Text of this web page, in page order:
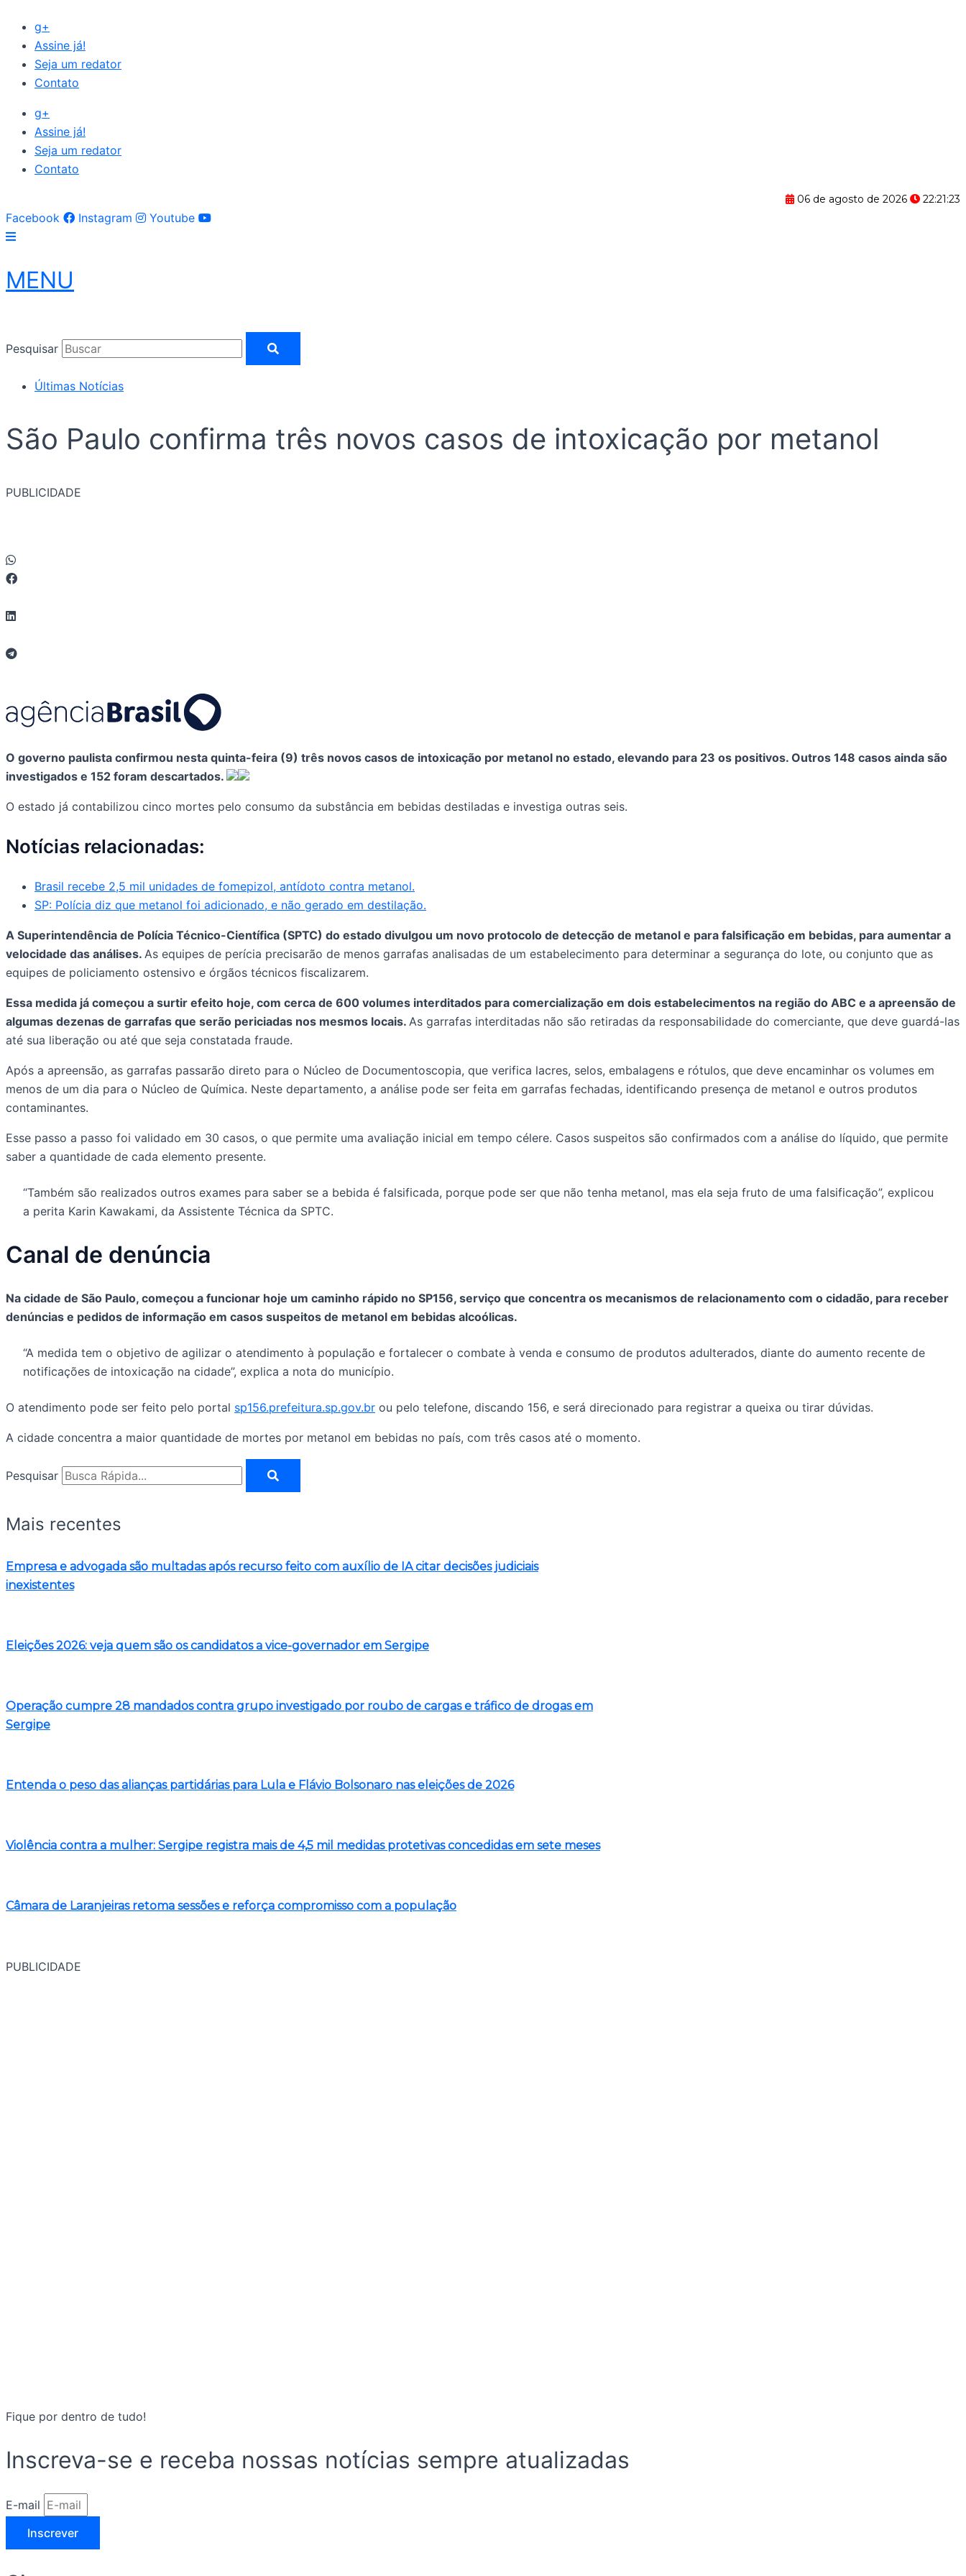
para
conteúdo
g+
Assine já!
Seja um redator
Contato
g+
Assine já!
Seja um redator
Contato
06 de agosto de 2026 22:21:24
Facebook Instagram Youtube
MENU
Pesquisar
Últimas Notícias
São Paulo confirma três novos casos de intoxicação por metanol
PUBLICIDADE
O governo paulista confirmou nesta quinta-feira (9) três novos casos de intoxicação por metanol no estado, elevando para 23 os positivos. Outros 148 casos ainda são
investigados e 152 foram descartados.
O estado já contabilizou cinco mortes pelo consumo da substância em bebidas destiladas e investiga outras seis.
Notícias relacionadas:
Brasil recebe 2,5 mil unidades de fomepizol, antídoto contra metanol.
SP: Polícia diz que metanol foi adicionado, e não gerado em destilação.
A Superintendência de Polícia Técnico-Científica (SPTC) do estado divulgou um novo protocolo de detecção de metanol e para falsificação em bebidas, para aumentar a
velocidade das análises. As equipes de perícia precisarão de menos garrafas analisadas de um estabelecimento para determinar a segurança do lote, ou conjunto que as
equipes de policiamento ostensivo e órgãos técnicos fiscalizarem.
Essa medida já começou a surtir efeito hoje, com cerca de 600 volumes interditados para comercialização em dois estabelecimentos na região do ABC e a apreensão de
algumas dezenas de garrafas que serão periciadas nos mesmos locais. As garrafas interditadas não são retiradas da responsabilidade do comerciante, que deve guardá-las
até sua liberação ou até que seja constatada fraude.
Após a apreensão, as garrafas passarão direto para o Núcleo de Documentoscopia, que verifica lacres, selos, embalagens e rótulos, que deve encaminhar os volumes em
menos de um dia para o Núcleo de Química. Neste departamento, a análise pode ser feita em garrafas fechadas, identificando presença de metanol e outros produtos
contaminantes.
Esse passo a passo foi validado em 30 casos, o que permite uma avaliação inicial em tempo célere. Casos suspeitos são confirmados com a análise do líquido, que permite
saber a quantidade de cada elemento presente.
“Também são realizados outros exames para saber se a bebida é falsificada, porque pode ser que não tenha metanol, mas ela seja fruto de uma falsificação”, explicou
a perita Karin Kawakami, da Assistente Técnica da SPTC.
Canal de denúncia
Na cidade de São Paulo, começou a funcionar hoje um caminho rápido no SP156, serviço que concentra os mecanismos de relacionamento com o cidadão, para receber
denúncias e pedidos de informação em casos suspeitos de metanol em bebidas alcoólicas.
“A medida tem o objetivo de agilizar o atendimento à população e fortalecer o combate à venda e consumo de produtos adulterados, diante do aumento recente de
notificações de intoxicação na cidade”, explica a nota do município.
O atendimento pode ser feito pelo portal sp156.prefeitura.sp.gov.br ou pelo telefone, discando 156, e será direcionado para registrar a queixa ou tirar dúvidas.
A cidade concentra a maior quantidade de mortes por metanol em bebidas no país, com três casos até o momento.
Pesquisar
Mais recentes
Empresa e advogada são multadas após recurso feito com auxílio de IA citar decisões judiciais
inexistentes
Eleições 2026: veja quem são os candidatos a vice-governador em Sergipe
Operação cumpre 28 mandados contra grupo investigado por roubo de cargas e tráfico de drogas em
Sergipe
Entenda o peso das alianças partidárias para Lula e Flávio Bolsonaro nas eleições de 2026
Violência contra a mulher: Sergipe registra mais de 4,5 mil medidas protetivas concedidas em sete meses
Câmara de Laranjeiras retoma sessões e reforça compromisso com a população
PUBLICIDADE
Fique por dentro de tudo!
Inscreva-se e receba nossas notícias sempre atualizadas
E-mail
Inscrever